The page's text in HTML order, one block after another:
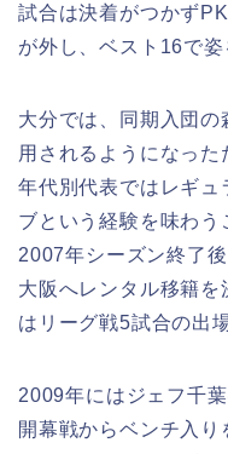
試合は決着がつかず
が外し、ベスト16で姿
大分では、同期入団
用されるようになった
年代別代表ではレギュ
ブという経験を味わう
2007年シーズン終了
大阪へレンタル移籍
はリーグ戦5試合の出
2009年にはジェフ千
開幕戦からベンチ入